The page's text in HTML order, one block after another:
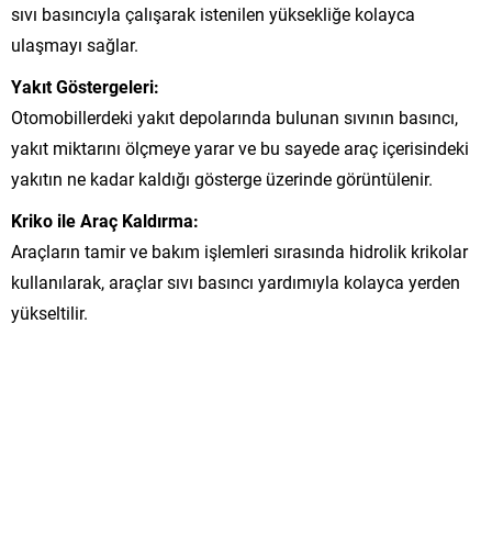
sıvı basıncıyla çalışarak istenilen yüksekliğe kolayca
ulaşmayı sağlar.
Yakıt Göstergeleri:
Otomobillerdeki yakıt depolarında bulunan sıvının basıncı,
yakıt miktarını ölçmeye yarar ve bu sayede araç içerisindeki
yakıtın ne kadar kaldığı gösterge üzerinde görüntülenir.
Kriko ile Araç Kaldırma:
Araçların tamir ve bakım işlemleri sırasında hidrolik krikolar
kullanılarak, araçlar sıvı basıncı yardımıyla kolayca yerden
yükseltilir.